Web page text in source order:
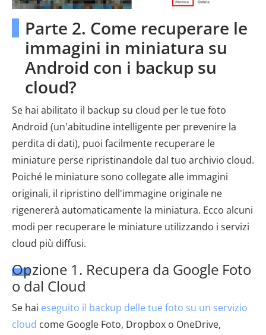
Parte 2. Come recuperare le
immagini in miniatura su
Android con i backup su
cloud?
Se hai abilitato il backup su cloud per le tue foto
Android (un'abitudine intelligente per prevenire la
perdita di dati), puoi facilmente recuperare le
miniature perse ripristinandole dal tuo archivio cloud.
Poiché le miniature sono collegate alle immagini
originali, il ripristino dell'immagine originale ne
rigenererà automaticamente la miniatura. Ecco alcuni
modi per recuperare le miniature utilizzando i servizi
cloud più diffusi.
Opzione 1. Recupera da Google Foto
o dal Cloud
Se hai eseguito il backup delle tue foto su un servizio
cloud come Google Foto, Dropbox o OneDrive,